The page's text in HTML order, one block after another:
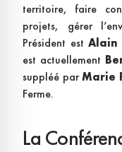
territoire, faire
projets, gérer
Président estAlain
est actuellement
suppléé parMarie
Ferme.
La